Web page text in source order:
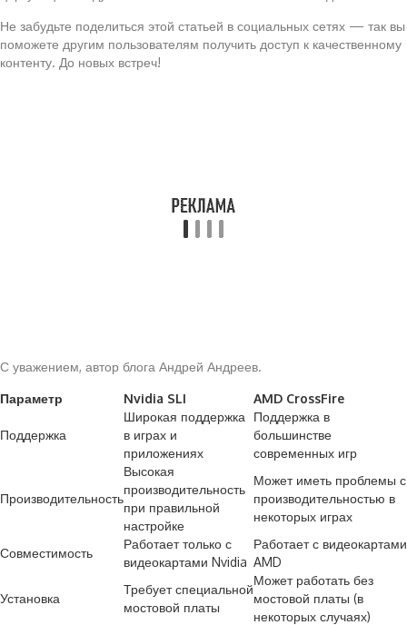
Не забудьте поделиться этой статьей в социальных сетях — так вы
поможете другим пользователям получить доступ к качественному
контенту. До новых встреч!
С уважением, автор блога Андрей Андреев.
Параметр Nvidia SLI AMD CrossFire
Поддержка
Широкая поддержка
в играх и
приложениях
Поддержка в
большинстве
современных игр
Производительность
Высокая
производительность
при правильной
настройке
Может иметь проблемы с
производительностью в
некоторых играх
Совместимость
Работает только с
видеокартами Nvidia
Работает с видеокартами
AMD
Установка
Требует специальной
мостовой платы
Может работать без
мостовой платы (в
некоторых случаях)